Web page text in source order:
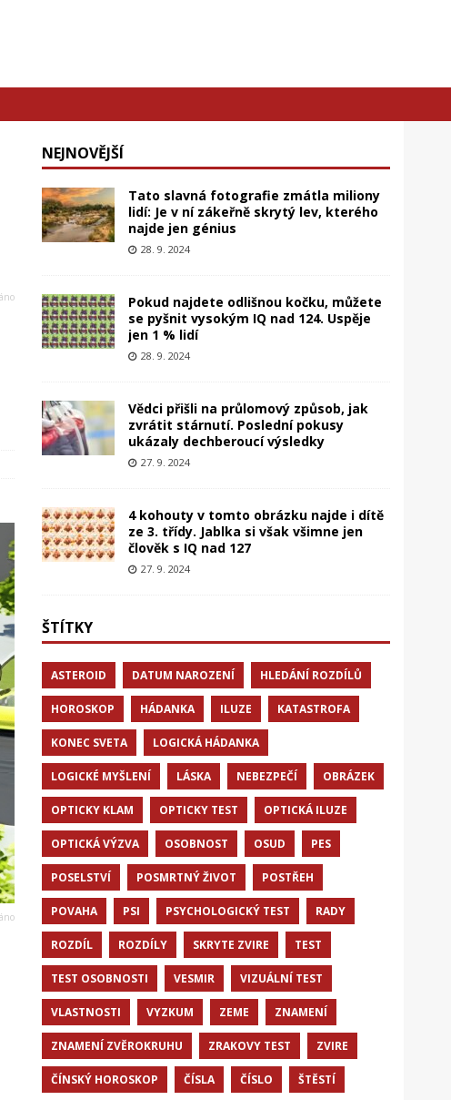
NEJNOVĚJŠÍ
Tato slavná fotografie zmátla miliony
lidí: Je v ní zákeřně skrytý lev, kterého
najde jen génius
28. 9. 2024
Pokud najdete odlišnou kočku, můžete
se pyšnit vysokým IQ nad 124. Uspěje
jen 1 % lidí
28. 9. 2024
Vědci přišli na průlomový způsob, jak
zvrátit stárnutí. Poslední pokusy
ukázaly dechberoucí výsledky
27. 9. 2024
4 kohouty v tomto obrázku najde i dítě
ze 3. třídy. Jablka si však všimne jen
člověk s IQ nad 127
27. 9. 2024
ŠTÍTKY
ASTEROID DATUM NAROZENÍ HLEDÁNÍ ROZDÍLŮ
HOROSKOP HÁDANKA ILUZE KATASTROFA
KONEC SVETA LOGICKÁ HÁDANKA
LOGICKÉ MYŠLENÍ LÁSKA NEBEZPEČÍ OBRÁZEK
OPTICKY KLAM OPTICKY TEST OPTICKÁ ILUZE
OPTICKÁ VÝZVA OSOBNOST OSUD PES
POSELSTVÍ POSMRTNÝ ŽIVOT POSTŘEH
POVAHA PSI PSYCHOLOGICKÝ TEST RADY
ROZDÍL ROZDÍLY SKRYTE ZVIRE TEST
TEST OSOBNOSTI VESMIR VIZUÁLNÍ TEST
VLASTNOSTI VYZKUM ZEME ZNAMENÍ
ZNAMENÍ ZVĚROKRUHU ZRAKOVY TEST ZVIRE
ČÍNSKÝ HOROSKOP ČÍSLA ČÍSLO ŠTĚSTÍ